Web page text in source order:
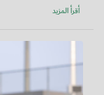
أقرأ المزيد